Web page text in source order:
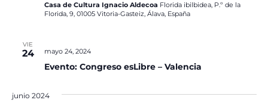
Casa de Cultura Ignacio Aldecoa Florida ibilbidea, P.º de la
Florida, 9, 01005 Vitoria-Gasteiz, Álava, España
VIE
24
Evento: Congreso esLibre – Valencia
mayo 24, 2024
junio 2024